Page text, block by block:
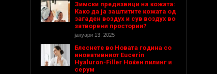
Зимски предизвици на кожата:
Како да ја заштитите кожата од
загаден воздух и сув воздух во
затворени простории?
јануари 13, 2025
Блеснете во Новата година со
иновативниот Eucerin
Hyaluron-Filler Ноќен пилинг и
серум